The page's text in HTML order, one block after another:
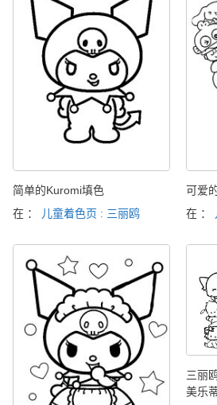
简单的Kuromi填色
在 ：
儿童着色页 : 三丽鸥
可爱
在 ：
三丽
美乐